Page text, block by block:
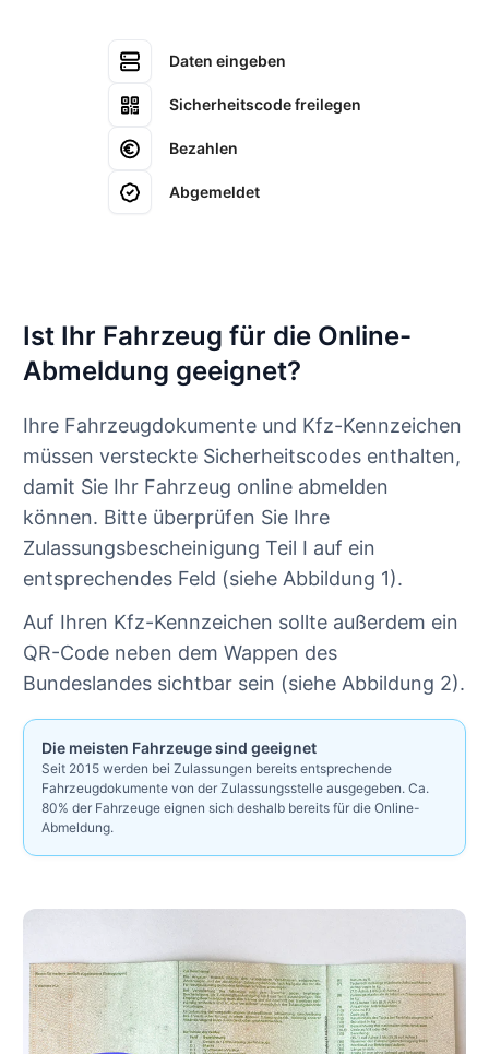
Daten eingeben
Sicherheitscode freilegen
Bezahlen
Abgemeldet
Ist Ihr Fahrzeug für die Online-
Abmeldung geeignet?
Ihre Fahrzeugdokumente und Kfz-Kennzeichen
müssen versteckte Sicherheitscodes enthalten,
damit Sie Ihr Fahrzeug online abmelden
können. Bitte überprüfen Sie Ihre
Zulassungsbescheinigung Teil I auf ein
entsprechendes Feld (siehe Abbildung 1).
Auf Ihren Kfz-Kennzeichen sollte außerdem ein
QR-Code neben dem Wappen des
Bundeslandes sichtbar sein (siehe Abbildung 2).
Die meisten Fahrzeuge sind geeignet
Seit 2015 werden bei Zulassungen bereits entsprechende
Fahrzeugdokumente von der Zulassungsstelle ausgegeben. Ca.
80% der Fahrzeuge eignen sich deshalb bereits für die Online-
Abmeldung.